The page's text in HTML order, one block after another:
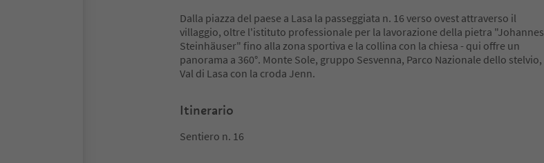
Dalla piazza del paese a Lasa la passeggiata n. 16 verso ovest attraverso il
villaggio, oltre l'istituto professionale per la lavorazione della pietra "Johannes
Steinhäuser" fino alla zona sportiva e la collina con la chiesa - qui offre un
panorama a 360°. Monte Sole, gruppo Sesvenna, Parco Nazionale dello stelvio,
Val di Lasa con la croda Jenn.
Itinerario
Sentiero n. 16